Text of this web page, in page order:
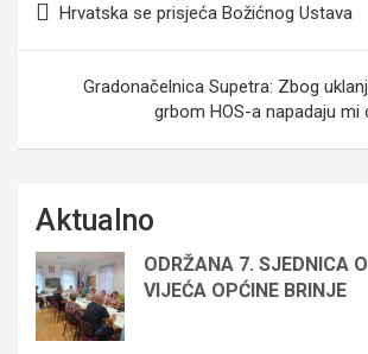
Hrvatska se prisjeća Božićnog Ustava
Gradonačelnica Supetra: Zbog
grbom HOS-a napadaju mi
Aktualno
ODRŽANA 7. SJEDNICA
VIJEĆA OPĆINE BRINJE